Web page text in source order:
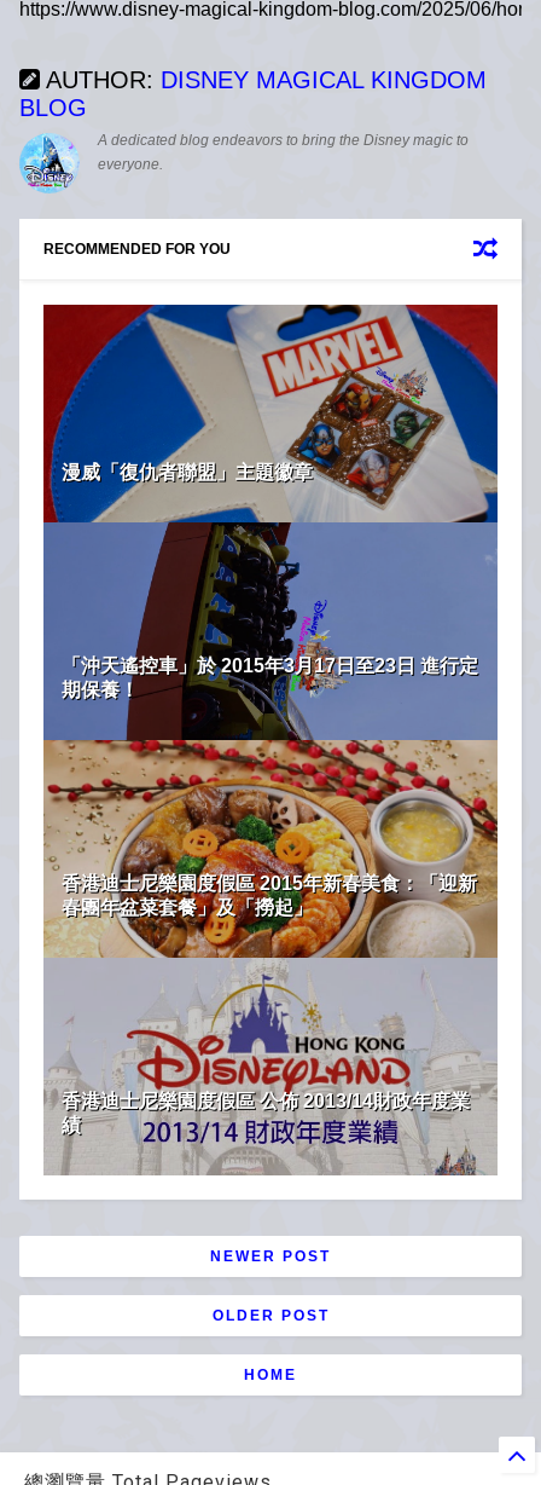
AUTHOR: DISNEY MAGICAL KINGDOM
BLOG
A dedicated blog endeavors to bring the Disney magic to
everyone.
RECOMMENDED FOR YOU
漫威「復仇者聯盟」主題徽章
「沖天遙控車」於 2015年3月17日至23日 進行定
期保養！
香港迪士尼樂園度假區 2015年新春美食：「迎新
春團年盆菜套餐」及「撈起」
香港迪士尼樂園度假區 公佈 2013/14財政年度業
績
NEWER POST
OLDER POST
HOME